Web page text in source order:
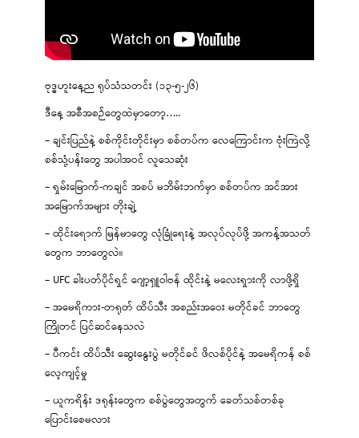
ဗုဒ္ဓဟူးနေ့ည ရုပ်သံသတင်း (၁၃-၅-၂၆)
ဒီနေ့ အစီအစဉ်တွေထဲမှာတော့…..
– ချင်းပြည်နဲ့ စစ်ကိုင်းတိုင်းမှာ စစ်တပ်က လေကြောင်းက ဗုံးကြဲလို့
စစ်သုံ့ပန်းတွေ အပါအဝင် လူသေဆုံး
– ရှမ်းမြောက်-ကချင် အစပ် မဘိမ်းဘက်မှာ စစ်တပ်က အင်အား
အမြောက်အများ တိုးချဲ့
– ထိုင်းရောက် မြန်မာတွေ လုံခြုံရေးနဲ့ အလုပ်လုပ်ဖို့ အကန့်အသတ်
တွေက ဘာတွေလဲ။
– UFC ခါးပတ်ပိုင်ရှင် ဂျော့ရှူဝါဗန် ထိုင်းနဲ့ မလေးရှားကို လာဖို့ရှိ
– အမေရိကား-တရုတ် ထိပ်သီး အစည်းအဝေး မတိုင်ခင် ဘာတွေ
ကြိုတင် ပြင်ဆင်နေသလဲ
– ပီကင်း ထိပ်သီး ဆွေးနွေးပွဲ မတိုင်ခင် ဖိလစ်ပိုင်နဲ့ အမေရိကန် စစ်
လေ့ကျင့်မှု
– ယူကရိန်း ဒရုန်းတွေက စစ်ပွဲတွေအတွက် ခေတ်သစ်တစ်ခု
ပြောင်းစေမလား